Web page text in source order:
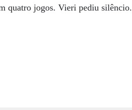
quatro jogos. Vieri pediu